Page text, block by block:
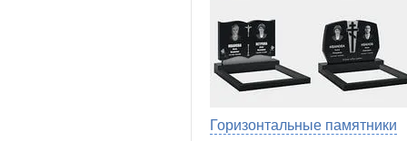
Горизонтальные памятники